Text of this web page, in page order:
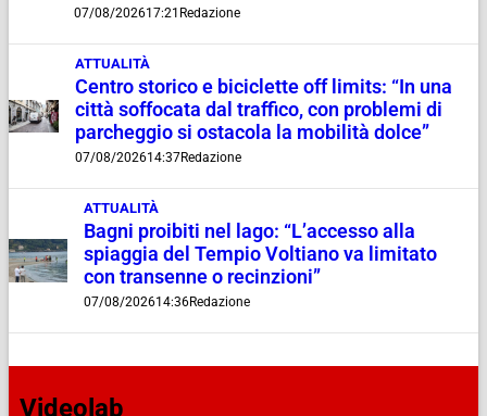
07/08/202617:21 Redazione
ATTUALITÀ
Centro storico e biciclette off limits: “In una
città soffocata dal traffico, con problemi di
parcheggio si ostacola la mobilità dolce”
07/08/202614:37Redazione
ATTUALITÀ
Bagni proibiti nel lago: “L’accesso alla
spiaggia del Tempio Voltiano va limitato
con transenne o recinzioni”
07/08/202614:36Redazione
Videolab